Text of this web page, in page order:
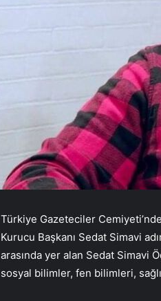
Türkiye Gazeteciler
Kurucu Başkanı Sedat Simavi
arasında yer alan Sedat Simavi
sosyal bilimler, fen bilimleri,